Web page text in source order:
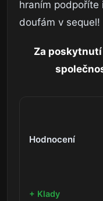
hraním podpoříte
doufám v sequel!
Za
Hodnocení
+ Klady